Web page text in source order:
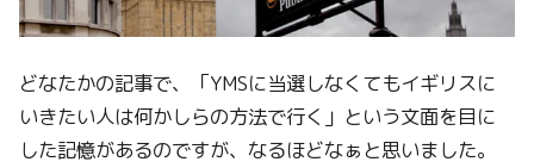
どなたかの記事で、「YMSに当選しなくてもイギリスに
いきたい人は何かしらの方法で行く」という文面を目に
した記憶があるのですが、なるほどなぁと思いました。